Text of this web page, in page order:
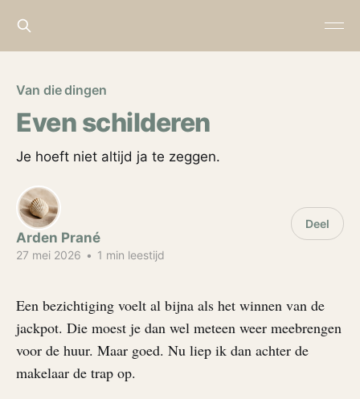
Van die dingen
Even schilderen
Je hoeft niet altijd ja te zeggen.
Arden Prané
27 mei 2026 • 1 min leestijd
Deel
Een bezichtiging voelt al bijna als het winnen van de
jackpot. Die moest je dan wel meteen weer meebrengen
voor de huur. Maar goed. Nu liep ik dan achter de
makelaar de trap op.